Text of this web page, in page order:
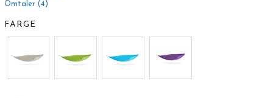
Omtaler (4)
FARGE